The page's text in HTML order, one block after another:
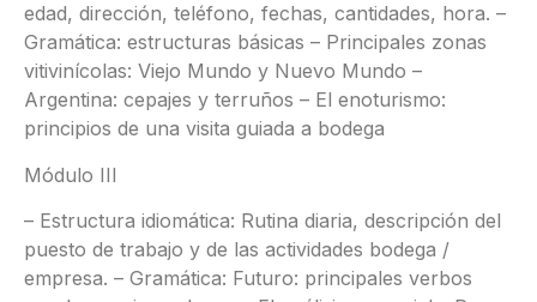
edad, dirección, teléfono, fechas, cantidades, hora. –
Gramática: estructuras básicas – Principales zonas
vitivinícolas: Viejo Mundo y Nuevo Mundo –
Argentina: cepajes y terruños – El enoturismo:
principios de una visita guiada a bodega
Módulo III
– Estructura idiomática: Rutina diaria, descripción del
puesto de trabajo y de las actividades bodega /
empresa. – Gramática: Futuro: principales verbos